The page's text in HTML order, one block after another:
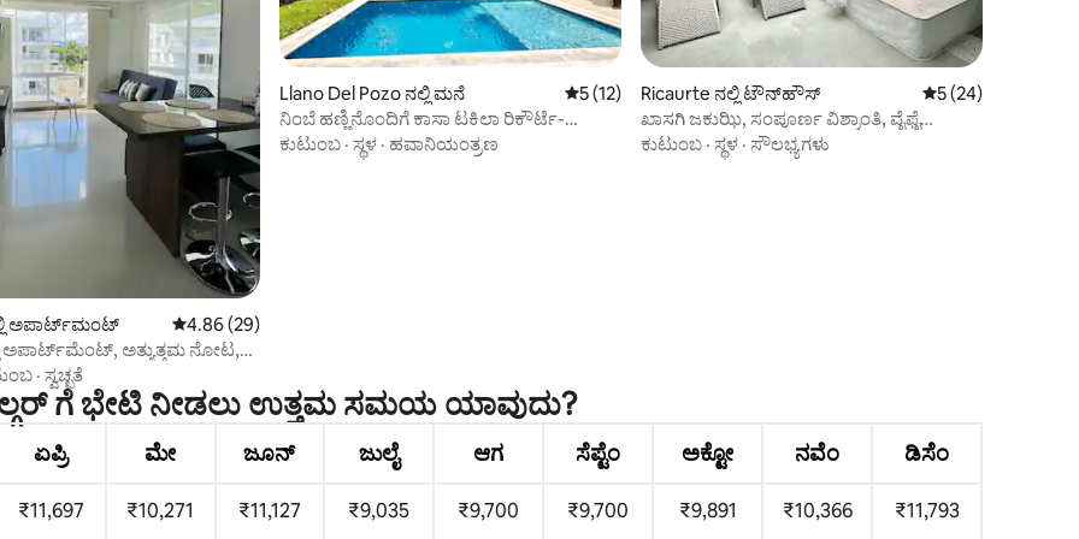
6 ವಿಮರ್ಶೆಗಳು
ಅಪಾರ್ಟ್‌ಮಂಟ್ 5 ರಲ್ಲಿ 4.86 ಸರಾಸರಿ ರೇಟಿಂಗ್, 29 ವಿಮರ್ಶೆಗಳು
4.86 (29)
ಅಪಾರ್ಟ್‌ಮೆಂಟ್, ಅತ್ಯುತ್ತಮ ನೋಟ,
· ಸ್ವಚ್ಛತೆ
Llano Del Pozo ನಲ್ಲಿ ಮನೆ 5 ರಲ್ಲಿ 5 ಸರಾಸರಿ ರೇಟಿಂಗ್, 12 ವಿಮರ್ಶೆಗಳು
5 (12)
ನಿಂಬೆ ಹಣ್ಣಿನೊಂದಿಗೆ ಕಾಸಾ ಟಕಿಲಾ ರಿಕೌರ್ಟೆ-
ಗಿರಾರ್ಡೋಟ್
ಕುಟುಂಬ · ಸ್ಥಳ · ಹವಾನಿಯಂತ್ರಣ
Ricaurte ನಲ್ಲಿ ಟೌನ್‌ಹೌಸ್ 5 ರಲ್ಲಿ 5 ಸರಾಸರಿ
5 (24)
ಖಾಸಗಿ ಜಕುಝಿ, ಸಂಪೂರ್ಣ ವಿಶ್ರಾಂತಿ, ವೈಫೈ
ಹೊಂದಿರುವ ಮನೆ.
ಕುಟುಂಬ · ಸ್ಥಳ · ಸೌಲಭ್ಯಗಳು
ಗೆ ಭೇಟಿ ನೀಡಲು ಉತ್ತಮ ಸಮಯ ಯಾವುದು?
ಏಪ್ರಿ ಮೇ ಜೂನ್ ಜುಲೈ ಆಗ ಸೆಪ್ಟೆಂ ಅಕ್ಟೋ ನವೆಂ ಡಿಸೆಂ
₹11,697 ₹10,271 ₹11,127 ₹9,035 ₹9,700 ₹9,700 ₹9,891 ₹10,366 ₹11,793